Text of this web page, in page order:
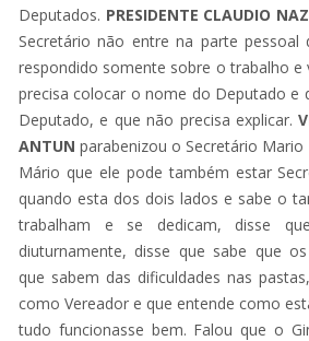
Deputados. PRESIDENTE CLAUDIO
Secretário não entre na parte pessoal
respondido somente sobre o trabalho e
precisa colocar o nome do Deputado e
Deputado, e que não precisa explicar.
ANTUN parabenizou o Secretário
Mário que ele pode também estar
quando esta dos dois lados e sabe o
trabalham e se dedicam, disse
diuturnamente, disse que sabe que
que sabem das dificuldades nas
como Vereador e que entende como
tudo funcionasse bem. Falou que o